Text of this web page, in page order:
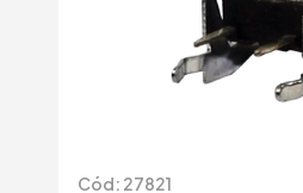
Cód: 27821